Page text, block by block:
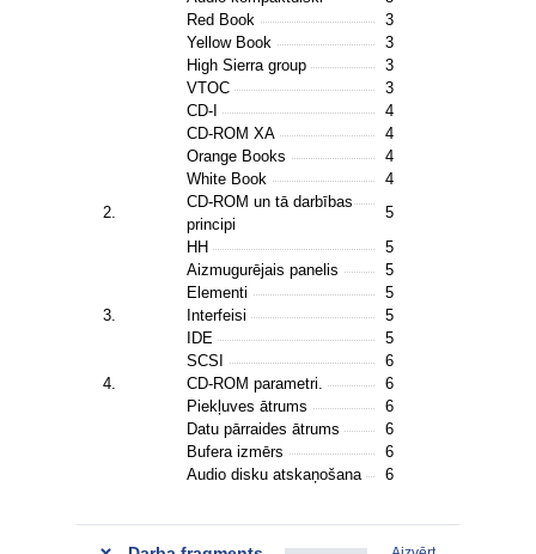
Red Book
3
Yellow Book
3
High Sierra group
3
VTOC
3
CD-I
4
CD-ROM XA
4
Orange Books
4
White Book
4
2.
CD-ROM un tā darbības
principi
5
HH
5
Aizmugurējais panelis
5
Elementi
5
3.
Interfeisi
5
IDE
5
SCSI
6
4.
CD-ROM parametri.
6
Piekļuves ātrums
6
Datu pārraides ātrums
6
Bufera izmērs
6
Audio disku atskaņošana
6